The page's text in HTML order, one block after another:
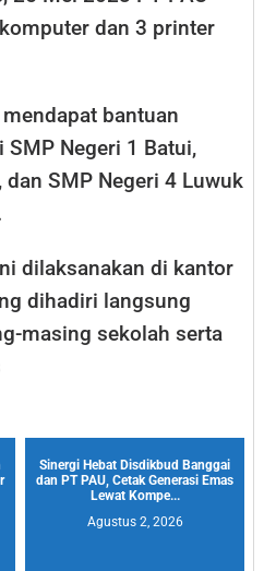
dan 3 printer
bantuan
Negeri 1 Batui,
SMP Negeri 4 Luwuk
dilaksanakan di kantor
dihadiri langsung
masing sekolah serta
Sinergi Hebat Disdikbud Banggai
dan PT PAU, Cetak Generasi Emas
Lewat Kompe...
Agustus 2, 2026